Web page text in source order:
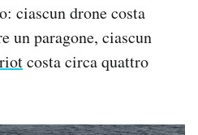
ciascun drone costa
un paragone, ciascun
costa circa quattro